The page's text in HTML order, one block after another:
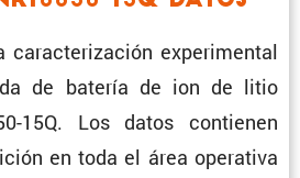
carac­te­ri­za­ción experi­mental
de batería de ion de litio
15Q. Los datos contienen
en toda el área opera­tiva